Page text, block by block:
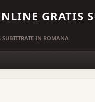
GRATIS
SUBTITRATE IN ROMANA